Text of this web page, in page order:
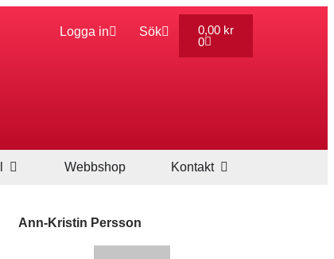
Logga in Sök 0,00 kr
0
Webbshop Kontakt
Ann-Kristin Persson